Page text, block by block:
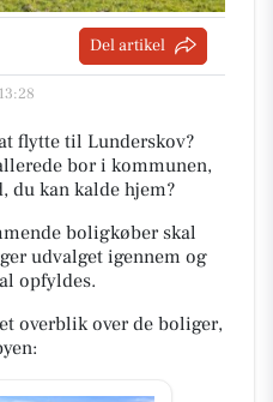
Del artikel
flytte til Lunderskov?
bor i kommunen,
du kan kalde hjem?
boligkøber skal
udvalget igennem og
opfyldes.
overblik over de boliger,